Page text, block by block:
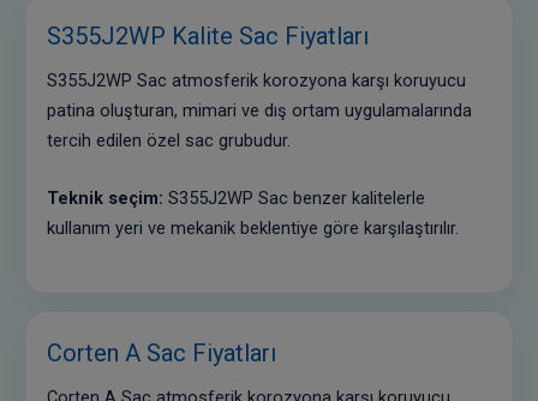
S355J2WP Kalite Sac Fiyatları
S355J2WP Sac atmosferik korozyona karşı koruyucu
patina oluşturan, mimari ve dış ortam uygulamalarında
tercih edilen özel sac grubudur.
Teknik seçim: S355J2WP Sac benzer kalitelerle
kullanım yeri ve mekanik beklentiye göre karşılaştırılır.
Corten A Sac Fiyatları